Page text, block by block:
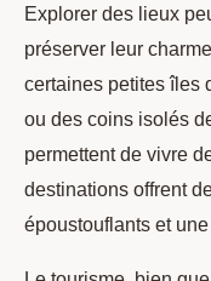
Explorer des lieux
préserver leur
certaines petites îles
ou des coins isolés
permettent de vivre
destinations offrent
époustouflants et